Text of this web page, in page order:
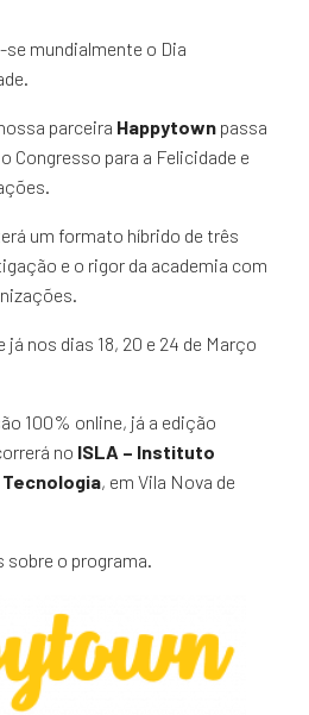
se mundialmente o Dia
parceira Happytown passa
Congresso para a Felicidade e
um formato híbrido de três
e o rigor da academia com
nos dias 18, 20 e 24 de Março
100% online, já a edição
no ISLA – Instituto
, em Vila Nova de
sobre o programa.